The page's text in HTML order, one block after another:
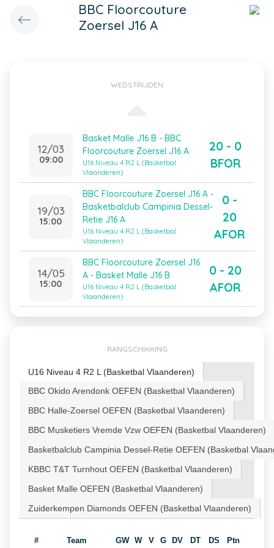
BBC Floorcouture
Zoersel J16 A
WEDSTRIJDEN
12/03
09:00
Basket Malle J16 B - BBC
Floorcouture Zoersel J16 A
U16 Niveau 4 R2 L (Basketbal
Vlaanderen)
20 - 0
BFOR
19/03
15:00
BBC Floorcouture Zoersel J16 A -
Basketbalclub Campinia Dessel-
Retie J16 A
U16 Niveau 4 R2 L (Basketbal
Vlaanderen)
0 -
20
AFOR
14/05
15:00
BBC Floorcouture Zoersel J16
A - Basket Malle J16 B
U16 Niveau 4 R2 L (Basketbal
Vlaanderen)
0 - 20
AFOR
RANGSCHIKKING
U16 Niveau 4 R2 L (Basketbal Vlaanderen)
BBC Okido Arendonk OEFEN (Basketbal Vlaanderen)
BBC Halle-Zoersel OEFEN (Basketbal Vlaanderen)
BBC Musketiers Vremde Vzw OEFEN (Basketbal Vlaanderen)
Basketbalclub Campinia Dessel-Retie OEFEN (Basketbal
KBBC T&T Turnhout OEFEN (Basketbal Vlaanderen)
Basket Malle OEFEN (Basketbal Vlaanderen)
Zuiderkempen Diamonds OEFEN (Basketbal Vlaanderen)
# Team GW W V G DV DT DS Ptn